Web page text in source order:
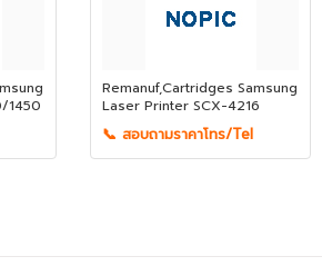
1450
Remanuf,Cartridges Samsung
Laser Printer SCX-4216
📞 สอบถามราคาโทร/Tel